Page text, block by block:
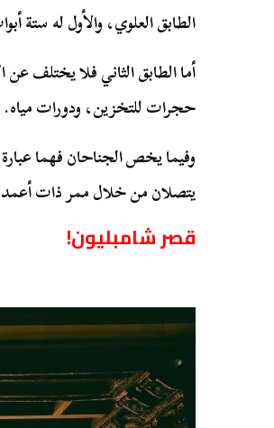
الطابق العلوي، والأول له
أما الطابق الثاني فلا يختلف
حجرات للتخزين، ودورات مياه.
وفيما يخص الجناحان فهما
يتصلان من خلال ممر ذات
قصر شامبليون!